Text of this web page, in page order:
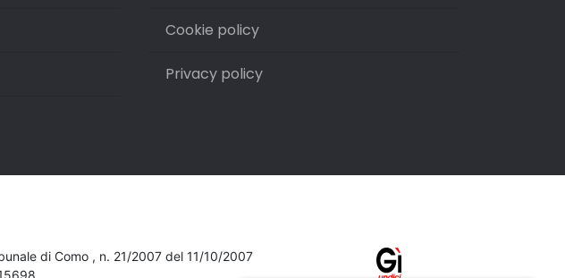
Cookie policy
Privacy policy
di Como , n. 21/2007 del 11/10/2007